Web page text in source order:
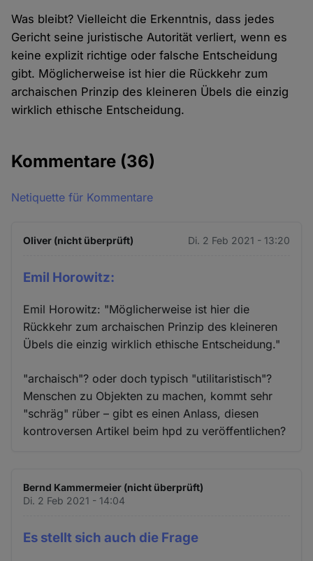
Was bleibt? Vielleicht die Erkenntnis, dass jedes
Gericht seine juristische Autorität verliert, wenn es
keine explizit richtige oder falsche Entscheidung
gibt. Möglicherweise ist hier die Rückkehr zum
archaischen Prinzip des kleineren Übels die einzig
wirklich ethische Entscheidung.
Kommentare (36)
Netiquette für Kommentare
Oliver (nicht überprüft) Di. 2 Feb 2021 - 13:20
Emil Horowitz:
Emil Horowitz: "Möglicherweise ist hier die
Rückkehr zum archaischen Prinzip des kleineren
Übels die einzig wirklich ethische Entscheidung."
"archaisch"? oder doch typisch "utilitaristisch"?
Menschen zu Objekten zu machen, kommt sehr
"schräg" rüber – gibt es einen Anlass, diesen
kontroversen Artikel beim hpd zu veröffentlichen?
Bernd Kammermeier (nicht überprüft)
Di. 2 Feb 2021 - 14:04
Es stellt sich auch die Frage